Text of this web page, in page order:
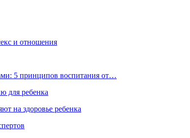
и отношения
5 принципов воспитания от…
для ребенка
на здоровье ребенка